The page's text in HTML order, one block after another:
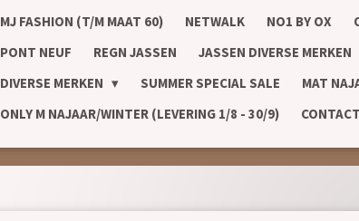
MJ FASHION (T/M MAAT 60)
NETWALK NO1 BY OX
PONT NEUF
REGN JASSEN JASSEN DIVERSE MERKEN
DIVERSE MERKEN
SUMMER SPECIAL SALE
MAT
ONLY M NAJAAR/WINTER (LEVERING 1/8 - 30/9)
CONTACT